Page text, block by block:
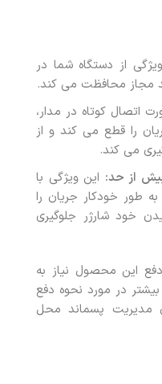
از دستگاه شما در
مجاز محافظت می کند.
اتصال کوتاه در مدار،
را قطع می کند و از
می کند.
از حد: این ویژگی با
طور خودکار جریان را
خود شارژر جلوگیری
این محصول نیاز به
در مورد نحوه دفع
مدیریت پسماند محل